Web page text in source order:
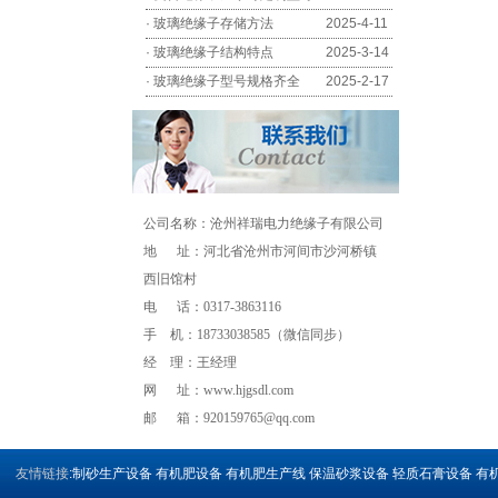
· 玻璃绝缘子存储方法
2025-4-11
· 玻璃绝缘子结构特点
2025-3-14
· 玻璃绝缘子型号规格齐全 2025-2-17
公司名称：沧州祥瑞电力绝缘子有限公司
地 址：河北省沧州市河间市沙河桥镇
西旧馆村
电 话：0317-3863116
手 机：18733038585（微信同步）
经 理：王经理
网 址：www.hjgsdl.com
邮 箱： 920159765@qq.com
友情链接:制砂生产设备 有机肥设备 有机肥生产线 保温砂浆设备 轻质石膏设备 有